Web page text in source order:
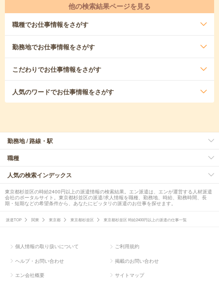
他の検索結果ページを見る
職種でお仕事情報をさがす
勤務地でお仕事情報をさがす
こだわりでお仕事情報をさがす
人気のワードでお仕事情報をさがす
勤務地 / 路線・駅
職種
人気の検索インデックス
東京都杉並区の時給2400円以上の派遣情報の検索結果。エン派遣は、エンが運営する人材派遣
会社のポータルサイト。東京都杉並区の派遣/求人情報を職種、勤務地、時給、勤務時間、長
期・短期などの希望条件から、あなたにピッタリの派遣のお仕事を探せます。
派遣TOP 関東 東京都 東京都杉並区 東京都杉並区 時給2400円以上の派遣の仕事一覧
個人情報の取り扱いについて ご利用規約
ヘルプ・お問い合わせ 掲載のお問い合わせ
エン会社概要 サイトマップ